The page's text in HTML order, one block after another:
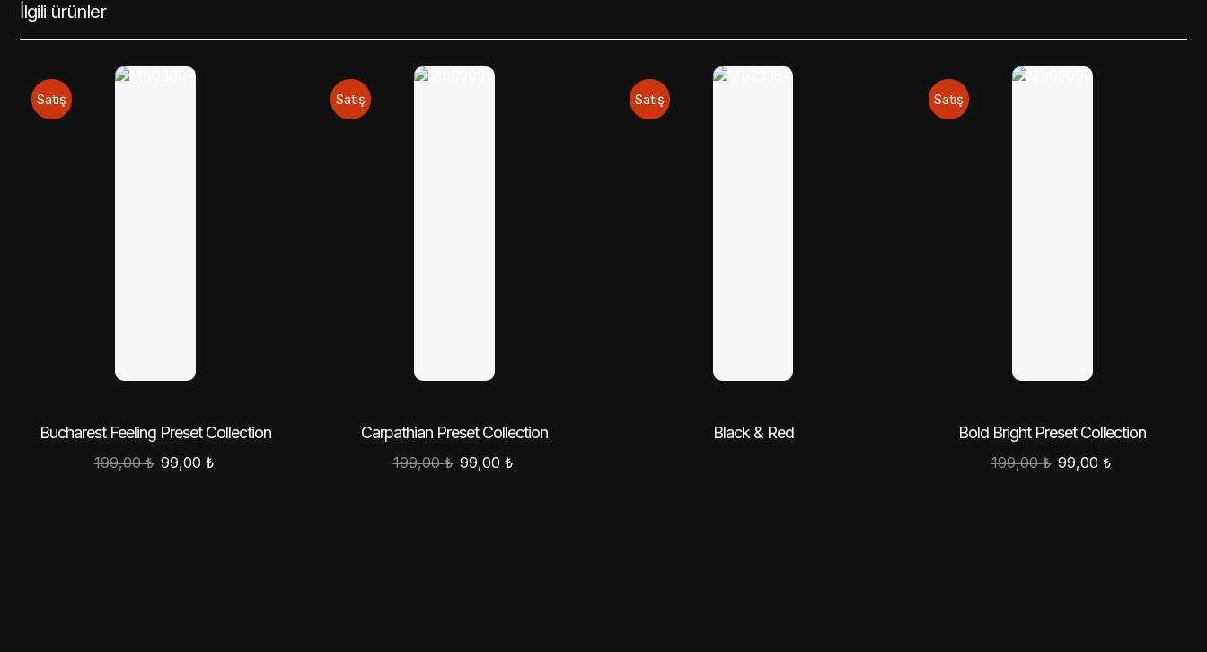
İlgili ürünler
Satış
Bucharest Feeling Preset Collection
199,00₺ 99,00 ₺
Satış
Carpathian Preset Collection
199,00₺ 99,00 ₺
Satış
Black & Red
Satış
Bold Bright Preset Collection
199,00₺ 99,00 ₺